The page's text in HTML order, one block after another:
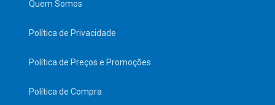
Quem Somos
Política de Privacidade
Política de Preços e Promoções
Política de Compra